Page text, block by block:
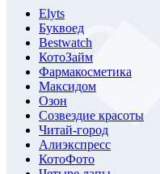
Elyts
Буквоед
Bestwatch
КотоЗайм
Фармакосметика
Максидом
Озон
Созвездие красоты
Читай-город
Алиэкспресс
КотоФото